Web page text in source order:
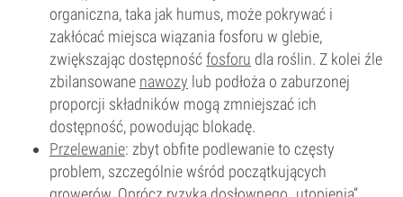
organiczna, taka jak humus, może pokrywać i
zakłócać miejsca wiązania fosforu w glebie,
zwiększając dostępnośćfosforu dla roślin. Z kolei źle
zbilansowane nawozy lub podłoża o zaburzonej
proporcji składników mogą zmniejszać ich
dostępność, powodując blokadę.
Przelewanie: zbyt obfite podlewanie to częsty
problem, szczególnie wśród początkujących